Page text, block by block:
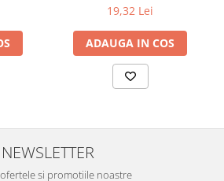
19,32 Lei
ADAUGA IN COS
NEWSLETTER
si promotiile noastre